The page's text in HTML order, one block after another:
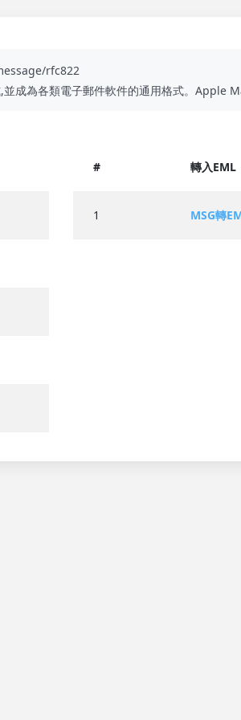
rfc822
成為各類電子郵件軟件的通用格式。Apple
# 轉入EML
1 MSG轉